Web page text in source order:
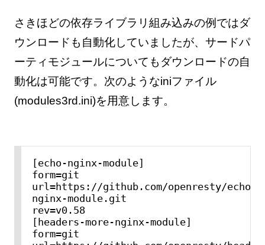
さきほどの依存ライブラリ組み込みの例ではダ
ウンロードも自動化していましたが、サードパ
ーティモジュールについてもダウンロードの自
動化は可能です。次のようなiniファイル
(modules3rd.ini)を用意します。
[echo-nginx-module]
form=git
url=https://github.com/openresty/echo-
nginx-module.git
rev=v0.58
[headers-more-nginx-module]
form=git